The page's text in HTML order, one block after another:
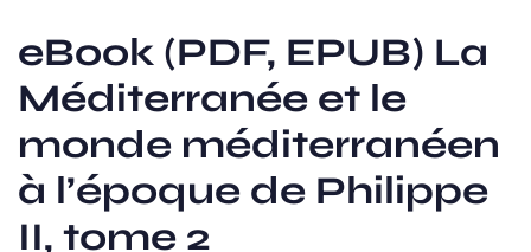
eBook (PDF, EPUB) La
Méditerranée et le
monde méditerranéen
à l’époque de Philippe
II, tome 2